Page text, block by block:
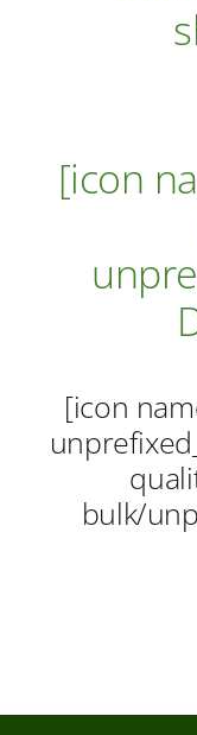
[icon
[icon
bulk/